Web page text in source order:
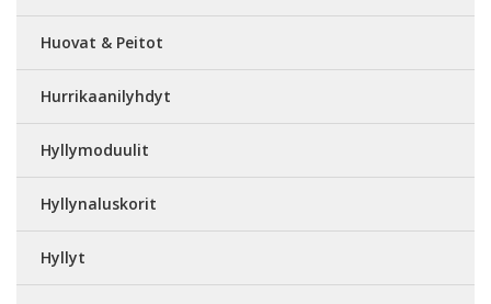
Huovat & Peitot
Hurrikaanilyhdyt
Hyllymoduulit
Hyllynaluskorit
Hyllyt